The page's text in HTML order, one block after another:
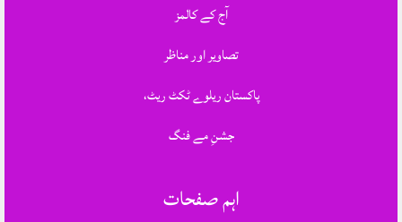
آج کے کالمز
تصاویر اور مناظر
پاکستان ریلوے ٹکٹ ریٹ،
جشنِ مے فنگ
اہم صفحات